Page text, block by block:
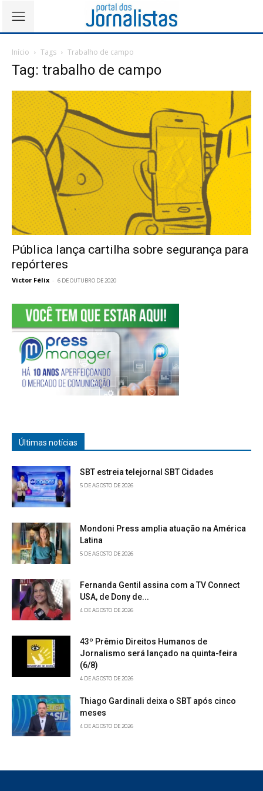
Início Tags Trabalho de campo
Tag: trabalho de campo
Pública lança cartilha sobre segurança para
repórteres
Victor Félix - 6 DE OUTUBRO DE 2020
Últimas notícias
SBT estreia telejornal SBT Cidades
5 DE AGOSTO DE 2026
Mondoni Press amplia atuação na América
Latina
5 DE AGOSTO DE 2026
Fernanda Gentil assina com a TV Connect
USA, de Dony de...
4 DE AGOSTO DE 2026
43º Prêmio Direitos Humanos de
Jornalismo será lançado na quinta-feira
(6/8)
4 DE AGOSTO DE 2026
Thiago Gardinali deixa o SBT após cinco
meses
4 DE AGOSTO DE 2026